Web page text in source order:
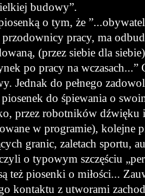
budowy”.
o tym, że
pracy, ma
(przez siebie dla
po pracy na
Jednak do pełnego
do śpiewania o
przez robotników dźwięku
w programie), kolejne
granic, zaletach sportu,
o typowym szczęściu
piosenki o miłości...
kontaktu z utworami